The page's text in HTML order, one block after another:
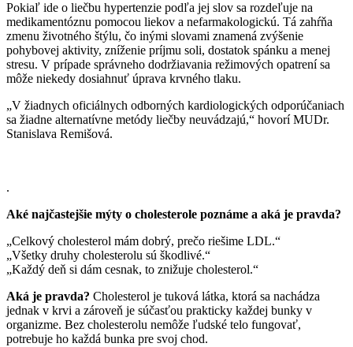
Pokiaľ ide o liečbu hypertenzie podľa jej slov sa rozdeľuje na
medikamentóznu pomocou liekov a nefarmakologickú. Tá zahŕňa
zmenu životného štýlu, čo inými slovami znamená zvýšenie
pohybovej aktivity, zníženie príjmu soli, dostatok spánku a menej
stresu. V prípade správneho dodržiavania režimových opatrení sa
môže niekedy dosiahnuť úprava krvného tlaku.
„V žiadnych oficiálnych odborných kardiologických odporúčaniach
sa žiadne alternatívne metódy liečby neuvádzajú,“ hovorí MUDr.
Stanislava Remišová.
.
Aké najčastejšie mýty o cholesterole poznáme a aká je pravda?
„Celkový cholesterol mám dobrý, prečo riešime LDL.“
„Všetky druhy cholesterolu sú škodlivé.“
„Každý deň si dám cesnak, to znižuje cholesterol.“
Aká je pravda? Cholesterol je tuková látka, ktorá sa nachádza
jednak v krvi a zároveň je súčasťou prakticky každej bunky v
organizme. Bez cholesterolu nemôže ľudské telo fungovať,
potrebuje ho každá bunka pre svoj chod.